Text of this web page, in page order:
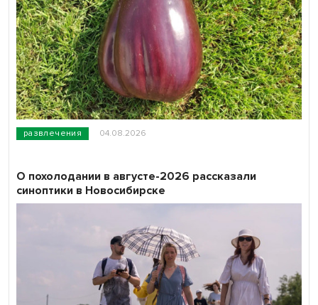
развлечения 04.08.2026
О похолодании в августе-2026 рассказали
синоптики в Новосибирске